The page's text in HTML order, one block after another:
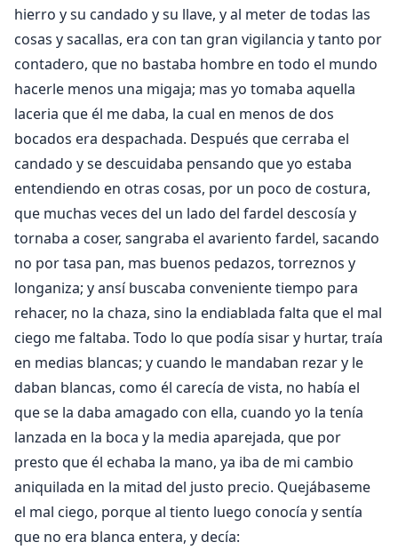
hierro y su candado y su llave, y al meter de todas las
cosas y sacallas, era con tan gran vigilancia y tanto por
contadero, que no bastaba hombre en todo el mundo
hacerle menos una migaja; mas yo tomaba aquella
laceria que él me daba, la cual en menos de dos
bocados era despachada. Después que cerraba el
candado y se descuidaba pensando que yo estaba
entendiendo en otras cosas, por un poco de costura,
que muchas veces del un lado del fardel descosía y
tornaba a coser, sangraba el avariento fardel, sacando
no por tasa pan, mas buenos pedazos, torreznos y
longaniza; y ansí buscaba conveniente tiempo para
rehacer, no la chaza, sino la endiablada falta que el mal
ciego me faltaba. Todo lo que podía sisar y hurtar, traía
en medias blancas; y cuando le mandaban rezar y le
daban blancas, como él carecía de vista, no había el
que se la daba amagado con ella, cuando yo la tenía
lanzada en la boca y la media aparejada, que por
presto que él echaba la mano, ya iba de mi cambio
aniquilada en la mitad del justo precio. Quejábaseme
el mal ciego, porque al tiento luego conocía y sentía
que no era blanca entera, y decía: